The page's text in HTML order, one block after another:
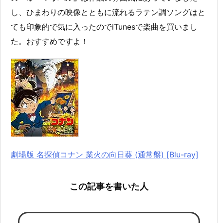
し、ひまわりの映像とともに流れるラテン調ソングはと
ても印象的で気に入ったのでiTunesで楽曲を買いまし
た。おすすめですよ！
劇場版 名探偵コナン 業火の向日葵 (通常盤) [Blu-ray]
この記事を書いた人